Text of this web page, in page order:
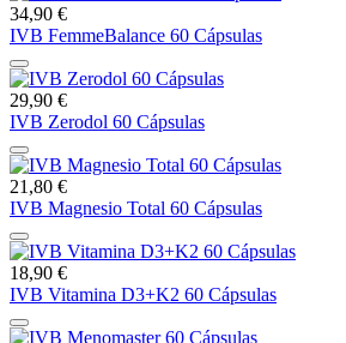
34,90 €
IVB FemmeBalance 60 Cápsulas
29,90 €
IVB Zerodol 60 Cápsulas
21,80 €
IVB Magnesio Total 60 Cápsulas
18,90 €
IVB Vitamina D3+K2 60 Cápsulas